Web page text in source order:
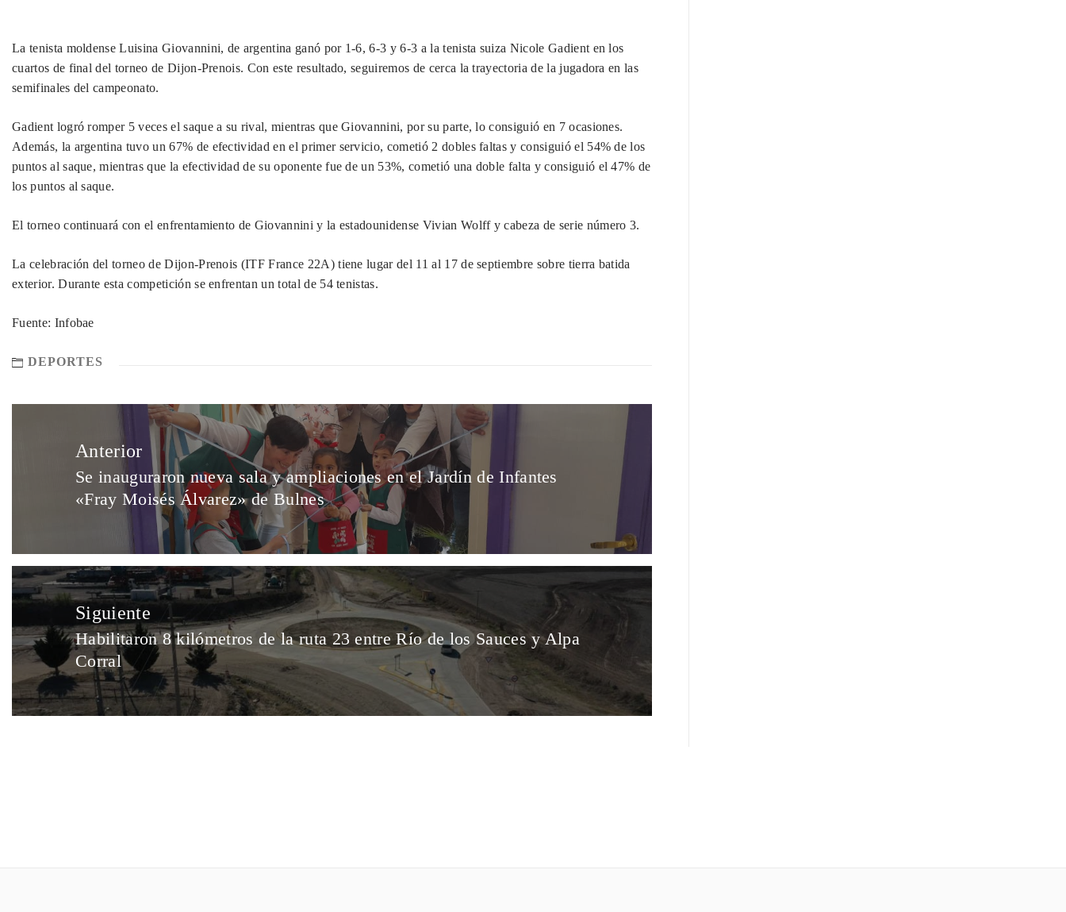
La tenista moldense Luisina Giovannini, de argentina ganó por 1-6, 6-3 y 6-3 a la tenista suiza Nicole Gadient en los
cuartos de final del torneo de Dijon-Prenois. Con este resultado, seguiremos de cerca la trayectoria de la jugadora en las
semifinales del campeonato.
Gadient logró romper 5 veces el saque a su rival, mientras que Giovannini, por su parte, lo consiguió en 7 ocasiones.
Además, la argentina tuvo un 67% de efectividad en el primer servicio, cometió 2 dobles faltas y consiguió el 54% de los
puntos al saque, mientras que la efectividad de su oponente fue de un 53%, cometió una doble falta y consiguió el 47% de
los puntos al saque.
El torneo continuará con el enfrentamiento de Giovannini y la estadounidense Vivian Wolff y cabeza de serie número 3.
La celebración del torneo de Dijon-Prenois (ITF France 22A) tiene lugar del 11 al 17 de septiembre sobre tierra batida
exterior. Durante esta competición se enfrentan un total de 54 tenistas.
Fuente: Infobae
DEPORTES
Anterior
Se inauguraron nueva sala y ampliaciones en el Jardín de Infantes
«Fray Moisés Álvarez» de Bulnes
Siguiente
Habilitaron 8 kilómetros de la ruta 23 entre Río de los Sauces y Alpa
Corral